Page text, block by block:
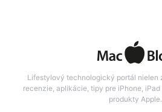
Lifestylový technologický portál nielen
recenzie, aplikácie, tipy pre iPhone,
produkty Apple.